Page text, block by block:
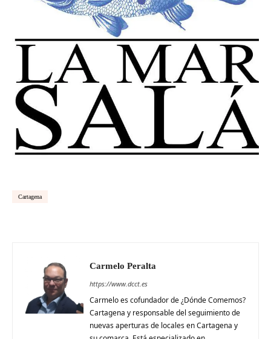
Cartagena
Carmelo Peralta
https://www.dcct.es
Carmelo es cofundador de ¿Dónde Comemos?
Cartagena y responsable del seguimiento de
nuevas aperturas de locales en Cartagena y